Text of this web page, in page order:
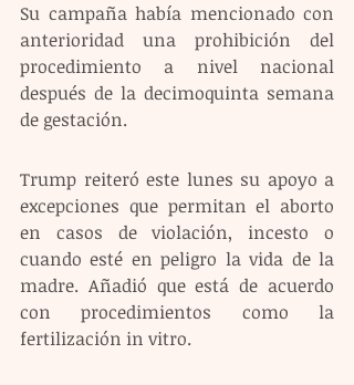
Su campaña había mencionado con
anterioridad una prohibición del
procedimiento a nivel nacional
después de la decimoquinta semana
de gestación.
Trump reiteró este lunes su apoyo a
excepciones que permitan el aborto
en casos de violación, incesto o
cuando esté en peligro la vida de la
madre. Añadió que está de acuerdo
con procedimientos como la
fertilización in vitro.